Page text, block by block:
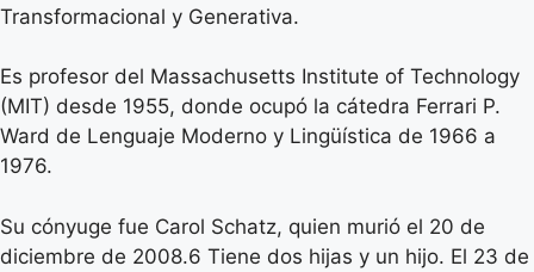
Transformacional y Generativa.
Es profesor del Massachusetts Institute of Technology
(MIT) desde 1955, donde ocupó la cátedra Ferrari P.
Ward de Lenguaje Moderno y Lingüística de 1966 a
1976.
Su cónyuge fue Carol Schatz, quien murió el 20 de
diciembre de 2008.6 Tiene dos hijas y un hijo. El 23 de